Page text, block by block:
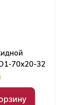
70х20-32